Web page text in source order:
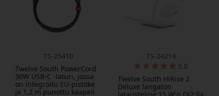
TS-25410
Twelve South PowerCord
30W USB-C -laturi, jossa
on integroitu EU-pistoke
ja 1,2 m punottu kaapeli
TS-24214
5.0
Twelve South HiRise 2
Deluxe langaton
latausteline 15 W:n Qi2:lla